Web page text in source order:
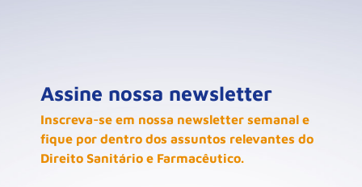
Assine nossa newsletter
Inscreva-se em nossa newsletter semanal e
fique por dentro dos assuntos relevantes do
Direito Sanitário e Farmacêutico.